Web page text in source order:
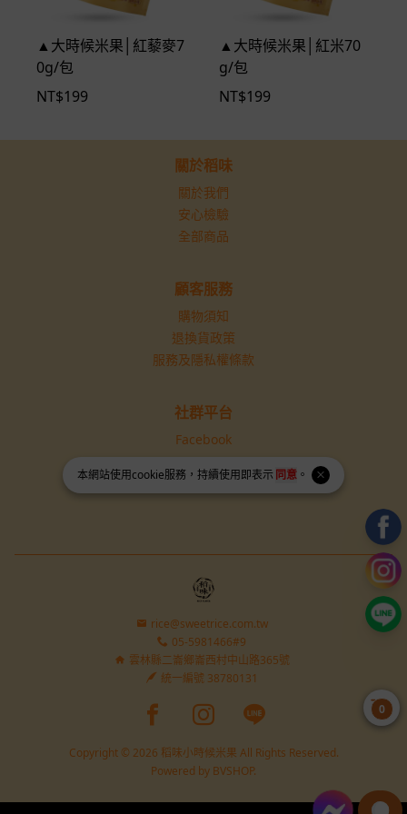
本網站使用cookie服務，持續使用即表示 同意 。
▲大時候米果│紅藜麥7
0g/包
NT$199
▲大時候米果│紅米70
g/包
NT$199
關於稻味
關於我們
安心檢驗
全部商品
顧客服務
購物須知
退換貨政策
服務及隱私權條款
社群平台
Facebook
Instagram
rice@sweetrice.com.tw
05-5981466#9
雲林縣二崙鄉崙西村中山路365號
統一編號 38780131
Facebook page
Instagram page
Line page
Copyright © 2026 稻味小時候米果 All Rights Reserved.
Powered by BVSHOP.
0